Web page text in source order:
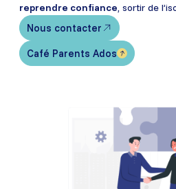
reprendre confiance, sortir de
Nous contacter
Café Parents Ados